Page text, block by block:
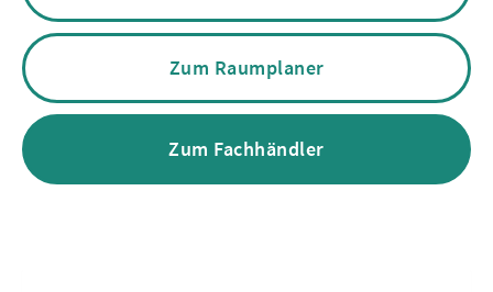
Zum Raumplaner
Zum Fachhändler